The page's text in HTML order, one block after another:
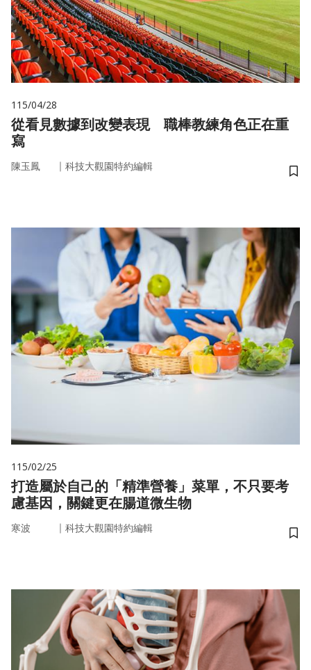
115/04/28
從看見數據到改變表現 職棒教練角色正在重
寫
陳玉鳳 ｜ 科技大觀園特約編輯
儲
115/02/25
打造屬於自己的「精準營養」菜單，不只要考
慮基因，關鍵更在腸道微生物
寒波 ｜ 科技大觀園特約編輯
儲